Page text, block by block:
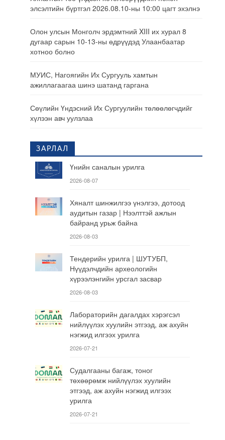
элсэлтийн бүртгэл 2026.08.10-ны 10:00 цагт эхэлнэ
Олон улсын Монголч эрдэмтний XIII их хурал 8
дугаар сарын 10-13-ны өдрүүдэд Улаанбаатар
хотноо болно
МУИС, Нагоягийн Их Сургууль хамтын
ажиллагаагаа шинэ шатанд гаргана
Сөүлийн Үндэсний Их Сургуулийн төлөөлөгчдийг
хүлээн авч уулзлаа
ЗАРЛАЛ
Үнийн саналын урилга
2026-08-07
Хяналт шинжилгээ үнэлгээ, дотоод
аудитын газар | Нээлттэй ажлын
байранд урьж байна
2026-08-03
Тендерийн урилга | ШУТУБП,
Нүүдэлчдийн археологийн
хүрээлэнгийн урсгал засвар
2026-08-03
Лабораторийн дагалдах хэрэгсэл
нийлүүлэх хуулийн этгээд, аж ахуйн
нэгжид илгээх урилга
2026-07-21
Судалгааны багаж, тоног
төхөөрөмж нийлүүлэх хуулийн
этгээд, аж ахуйн нэгжид илгээх
урилга
2026-07-21